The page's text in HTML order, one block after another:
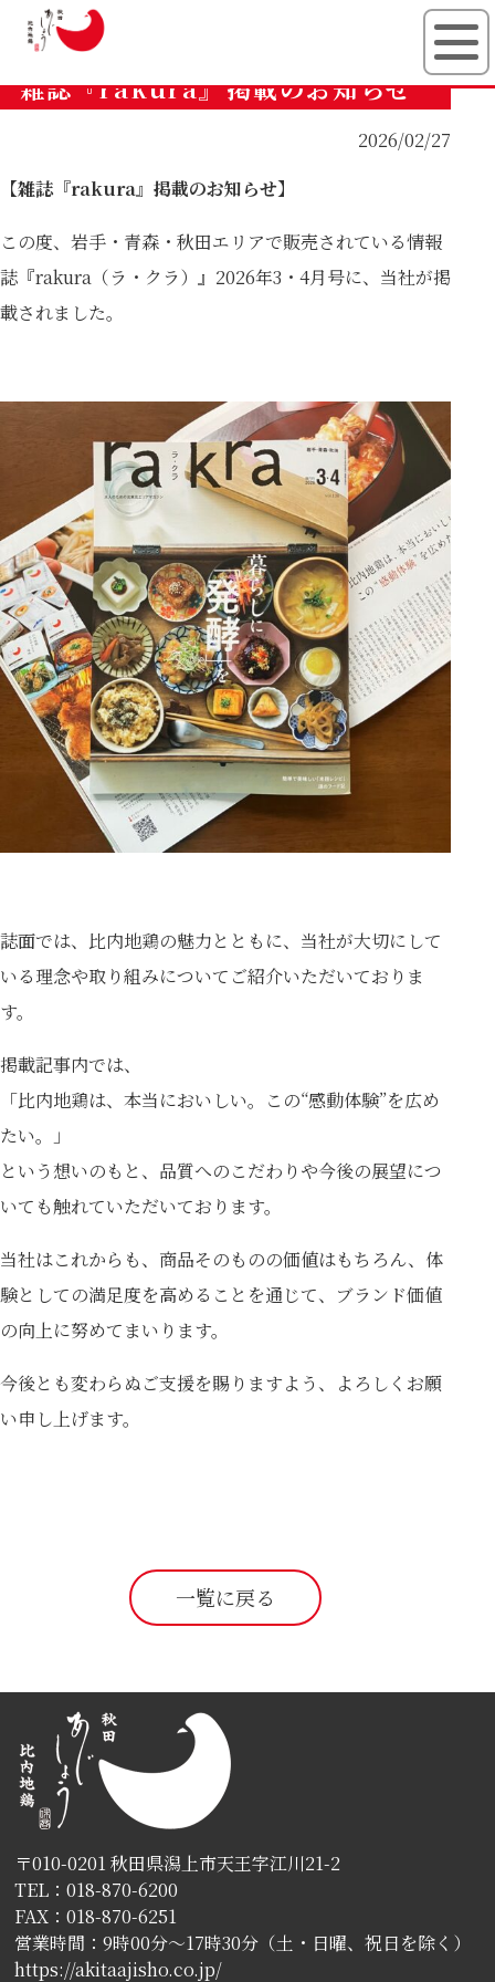
有限会社秋田
雑誌『rakura』掲載のお知らせ
2026/02/27
【雑誌『rakura』掲載のお知らせ】
この度、岩手・青森・秋田エリアで販売されている情報
誌『rakura（ラ・クラ）』2026年3・4月号に、当社が掲
載されました。
誌面では、比内地鶏の魅力とともに、当社が大切にして
いる理念や取り組みについてご紹介いただいておりま
す。
掲載記事内では、
「比内地鶏は、本当においしい。この“感動体験”を広め
たい。」
という想いのもと、品質へのこだわりや今後の展望につ
いても触れていただいております。
当社はこれからも、商品そのものの価値はもちろん、体
験としての満足度を高めることを通じて、ブランド価値
の向上に努めてまいります。
今後とも変わらぬご支援を賜りますよう、よろしくお願
い申し上げます。
一覧に戻る
〒010-0201 秋田県潟上市天王字江川21-2
TEL：018-870-6200
FAX：018-870-6251
営業時間：9時00分〜17時30分（土・日曜、祝日を除く）
https://akitaajisho.co.jp/